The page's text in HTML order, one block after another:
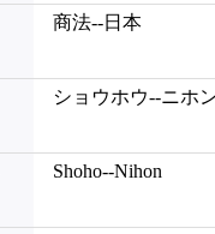
商法--日本
ショウホウ--ニホ
Shoho--Nihon